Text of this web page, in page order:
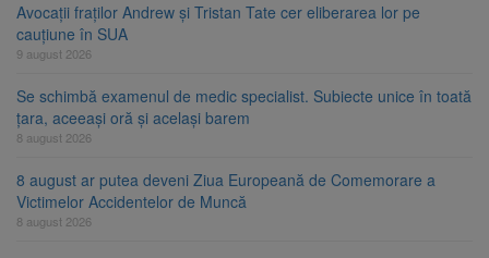
Avocații fraților Andrew și Tristan Tate cer eliberarea lor pe
cauțiune în SUA
9 august 2026
Se schimbă examenul de medic specialist. Subiecte unice în toată
țara, aceeași oră și același barem
8 august 2026
8 august ar putea deveni Ziua Europeană de Comemorare a
Victimelor Accidentelor de Muncă
8 august 2026